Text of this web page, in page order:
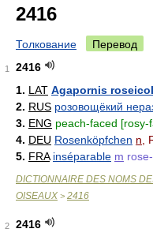
2416
Толкование Перевод
1
2416
1. LAT Agapornis
2. RUS розовощёкий
3. ENG peach-faced [rosy-
4. DEU Rosenköpfchen n ,
5. FRA inséparable m
DICTIONNAIRE DES NOMS
OISEAUX > 2416
2
2416